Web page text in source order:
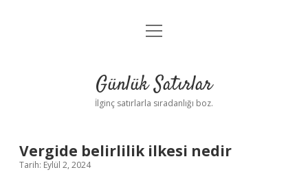
Anasayfa
Yasal Uyarı
menüyü
Günlük Satırlar
İlginç satırlarla sıradanlığı boz.
Vergide belirlilik ilkesi nedir
Tarih: Eylül 2, 2024